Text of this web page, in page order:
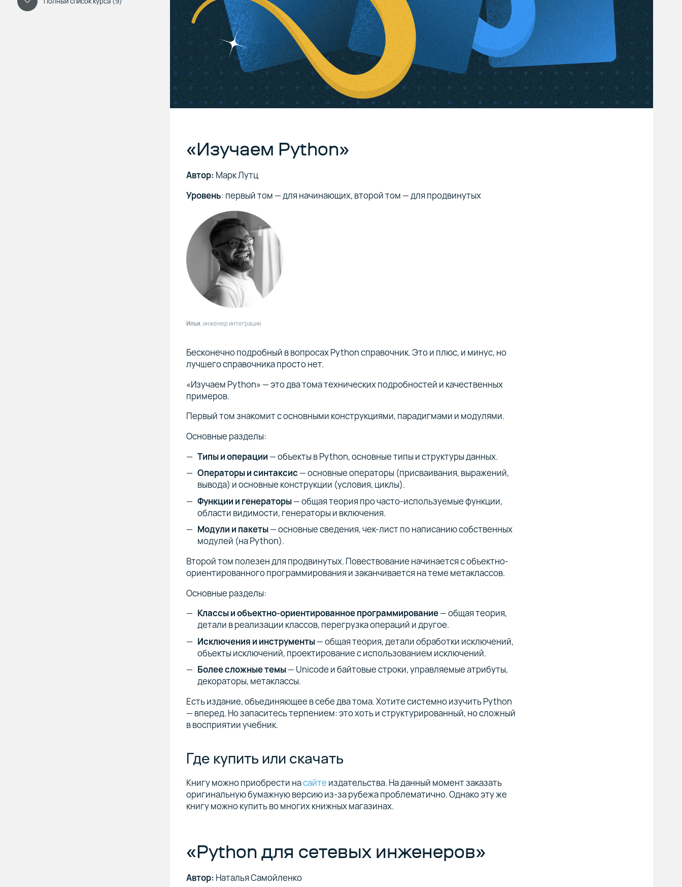
«Изучаем Python»
Автор: Марк Лутц
Уровень: первый том — для начинающих, второй том — для продвинутых
Илья, инженер интеграции
Бесконечно подробный в вопросах Python справочник. Это и плюс, и минус, но
лучшего справочника просто нет.
«Изучаем Python» — это два тома технических подробностей и качественных
примеров.
Первый том знакомит с основными конструкциями, парадигмами и модулями.
Основные разделы:
Типы и операции — объекты в Python, основные типы и структуры данных.
Операторы и синтаксис — основные операторы (присваивания, выражений,
вывода) и основные конструкции (условия, циклы).
Функции и генераторы— общая теория про часто-используемые функции,
области видимости, генераторы и включения.
Модули и пакеты— основные сведения, чек-лист по написанию собственных
модулей (на Python).
Второй том полезен для продвинутых. Повествование начинается с объектно-
ориентированного программирования и заканчивается на теме метаклассов.
Основные разделы:
Классы и объектно-ориентированное программирование— общая теория,
детали в реализации классов, перегрузка операций и другое.
Исключения и инструменты— общая теория, детали обработки исключений,
объекты исключений, проектирование с использованием исключений.
Более сложные темы— Unicode и байтовые строки, управляемые атрибуты,
декораторы, метаклассы.
Есть издание, объединяющее в себе два тома. Хотите системно изучить Python
— вперед. Но запаситесь терпением: это хоть и структурированный, но сложный
в восприятии учебник.
Где купить или скачать
Книгу можно приобрести насайте издательства. На данный момент заказать
оригинальную бумажную версию из-за рубежа проблематично. Однако эту же
книгу можно купить во многих книжных магазинах.
«Python для сетевых инженеров»
Автор: Наталья Самойленко